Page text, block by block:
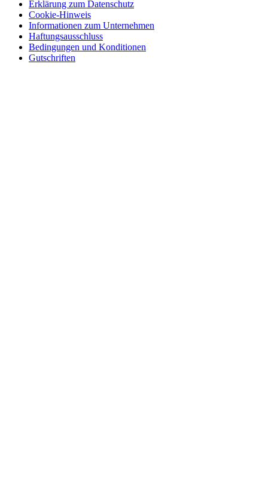
Erklärung zum Datenschutz
Cookie-Hinweis
Informationen zum Unternehmen
Haftungsausschluss
Bedingungen und Konditionen
Gutschriften